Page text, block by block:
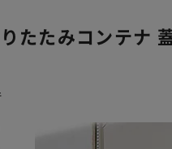
たたみコンテナ